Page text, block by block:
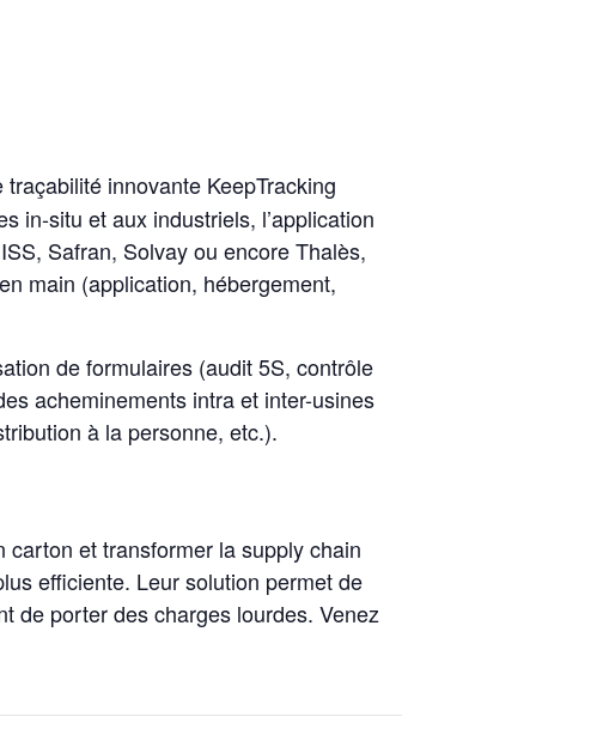
innovante KeepTracking
in-situ et aux industriels, l’application
Safran, Solvay ou encore Thalès,
main (application, hébergement,
de formulaires (audit 5S, contrôle
acheminements intra et inter-usines
à la personne, etc.).
et transformer la supply chain
efficiente. Leur solution permet de
de porter des charges lourdes. Venez